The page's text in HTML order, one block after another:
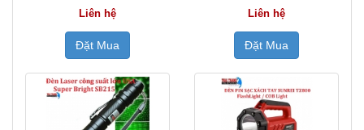
Liên hệ
Đặt Mua
Liên hệ
Đặt Mua